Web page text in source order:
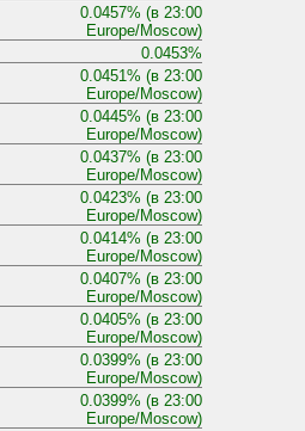
0.0457% (в 23:00
Europe/Moscow)
0.0453%
0.0451% (в 23:00
Europe/Moscow)
0.0445% (в 23:00
Europe/Moscow)
0.0437% (в 23:00
Europe/Moscow)
0.0423% (в 23:00
Europe/Moscow)
0.0414% (в 23:00
Europe/Moscow)
0.0407% (в 23:00
Europe/Moscow)
0.0405% (в 23:00
Europe/Moscow)
0.0399% (в 23:00
Europe/Moscow)
0.0399% (в 23:00
Europe/Moscow)